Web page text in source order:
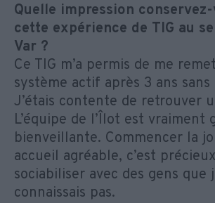
Quelle impression
cette expérience de TIG au
Var ?
Ce TIG m’a permis de me
système actif après 3 ans sans
J’étais contente de retrouver
L’équipe de l’Îlot est vraiment
bienveillante. Commencer la
accueil agréable, c’est
sociabiliser avec des gens que
connaissais pas.